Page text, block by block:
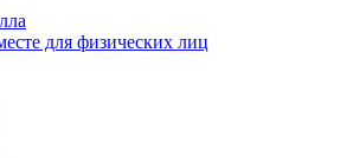
для физических лиц